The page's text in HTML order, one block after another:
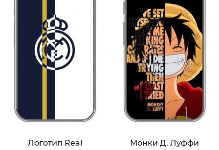
Логотип Real Монки Д. Луффи